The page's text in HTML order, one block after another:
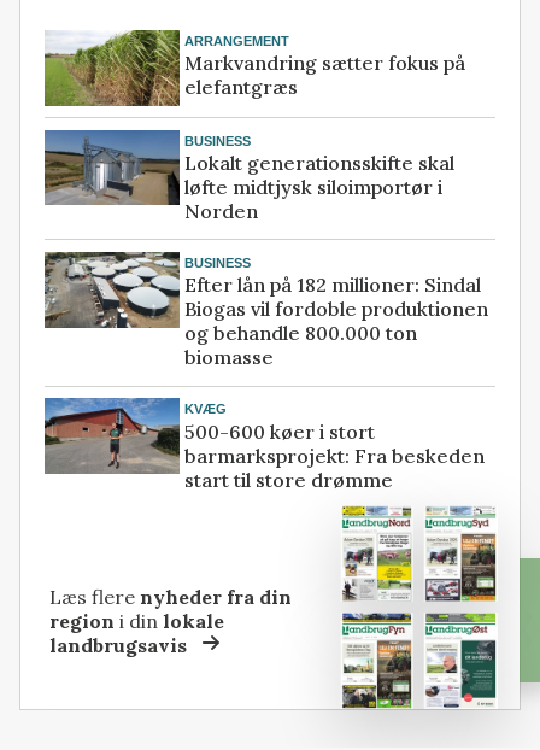
ARRANGEMENT
Markvandring sætter fokus på
elefantgræs
BUSINESS
Lokalt generationsskifte skal
løfte midtjysk siloimportør i
Norden
BUSINESS
Efter lån på 182 millioner: Sindal
Biogas vil fordoble produktionen
og behandle 800.000 ton
biomasse
KVÆG
500-600 køer i stort
barmarksprojekt: Fra beskeden
start til store drømme
Læs flere nyheder fra din
region i dinlokale
landbrugsavis